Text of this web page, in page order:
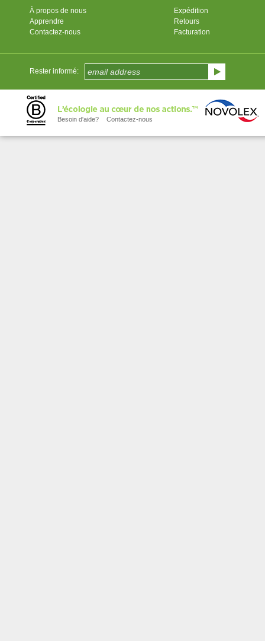
À propos de nous
Apprendre
Contactez-nous
Expédition
Retours
Facturation
Rester informé:
Besoin d'aide? Contactez-nous